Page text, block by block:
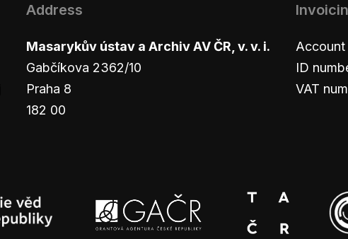
Address
Masarykův ústav a Archiv AV ČR, v. v. i.
Gabčíkova 2362/10
Praha 8
182 00
ID
VAT